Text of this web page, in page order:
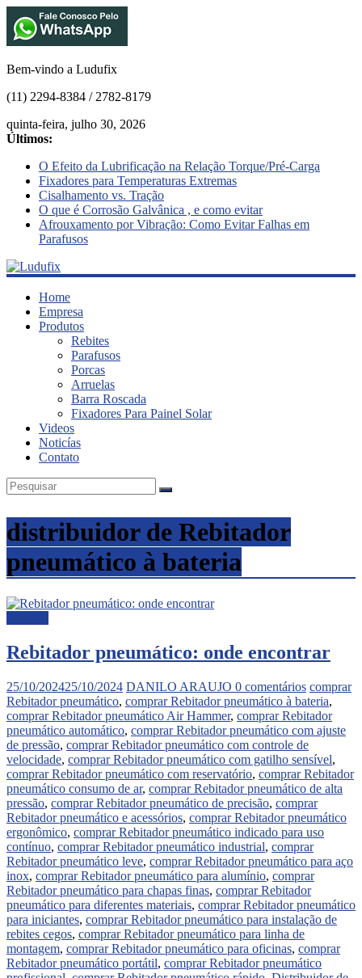
Bem-vindo a Ludufix
(11) 2294-8384 / 2782-8179
quinta-feira, julho 30, 2026
Últimos:
O Efeito da Lubrificação na Relação Torque/Pré-Carga
Fixadores para Temperaturas Extremas
Cisalhamento vs. Tração
O que é Corrosão Galvânica , e como evitar
Afrouxamento por Vibração: Como Evitar Falhas em
Parafusos
Ludufix
Fixadores
Home
Empresa
Produtos
Rebites
Parafusos
Porcas
Arruelas
Barra Roscada
Fixadores Para Painel Solar
Videos
Noticías
Contato
distribuidor de Rebitador
pneumático à bateria
Rebitador pneumático: onde encontrar
25/10/202425/10/2024 DANILO ARAUJO 0 comentários comprar
Rebitador pneumático, comprar Rebitador pneumático à bateria,
comprar Rebitador pneumático Air Hammer, comprar Rebitador
pneumático automático, comprar Rebitador pneumático com ajuste
de pressão, comprar Rebitador pneumático com controle de
velocidade, comprar Rebitador pneumático com gatilho sensível,
comprar Rebitador pneumático com reservatório, comprar Rebitador
pneumático consumo de ar, comprar Rebitador pneumático de alta
pressão, comprar Rebitador pneumático de precisão, comprar
Rebitador pneumático e acessórios, comprar Rebitador pneumático
ergonômico, comprar Rebitador pneumático indicado para uso
contínuo, comprar Rebitador pneumático industrial, comprar
Rebitador pneumático leve, comprar Rebitador pneumático para aço
inox, comprar Rebitador pneumático para alumínio, comprar
Rebitador pneumático para chapas finas, comprar Rebitador
pneumático para diferentes materiais, comprar Rebitador pneumático
para iniciantes, comprar Rebitador pneumático para instalação de
rebites cegos, comprar Rebitador pneumático para linha de
montagem, comprar Rebitador pneumático para oficinas, comprar
Rebitador pneumático portátil, comprar Rebitador pneumático